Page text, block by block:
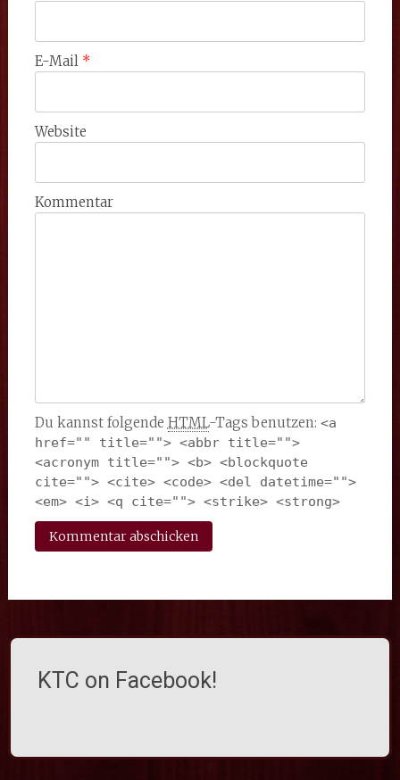
E-Mail *
Website
Kommentar
Du kannst folgende HTML-Tags benutzen: <a
href="" title=""> <abbr title="">
<acronym title=""> <b> <blockquote
cite=""> <cite> <code> <del datetime="">
<em> <i> <q cite=""> <strike> <strong>
KTC on Facebook!